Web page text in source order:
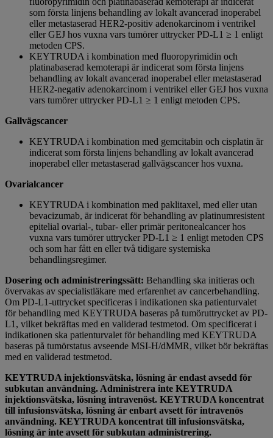
som första linjens behandling av lokalt avancerad inoperabel
eller metastaserad HER2-positiv adenokarcinom i ventrikel
eller GEJ hos vuxna vars tumörer uttrycker PD‑L1 ≥ 1 enligt
metoden CPS.
KEYTRUDA i kombination med fluoropyrimidin och
platinabaserad kemoterapi är indicerat som första linjens
behandling av lokalt avancerad inoperabel eller metastaserad
HER2-negativ adenokarcinom i ventrikel eller GEJ hos vuxna
vars tumörer uttrycker PD-L1 ≥ 1 enligt metoden CPS.
Gallvägscancer
KEYTRUDA i kombination med gemcitabin och cisplatin är
indicerat som första linjens behandling av lokalt avancerad
inoperabel eller metastaserad gallvägscancer hos vuxna.
Ovarialcancer
KEYTRUDA i kombination med paklitaxel, med eller utan
bevacizumab, är indicerat för behandling av platinumresistent
epitelial ovarial-, tubar- eller primär peritonealcancer hos
vuxna vars tumörer uttrycker PD-L1 ≥ 1 enligt metoden CPS
och som har fått en eller två tidigare systemiska
behandlingsregimer.
Dosering och administreringssätt: Behandling ska initieras och
övervakas av specialistläkare med erfarenhet av cancerbehandling.
Om PD-L1-uttrycket specificeras i indikationen ska patienturvalet
för behandling med KEYTRUDA baseras på tumöruttrycket av PD-
L1, vilket bekräftas med en validerad testmetod. Om specificerat i
indikationen ska patienturvalet för behandling med KEYTRUDA
baseras på tumörstatus avseende MSI-H/dMMR, vilket bör bekräftas
med en validerad testmetod.
KEYTRUDA injektionsvätska, lösning är endast avsedd för
subkutan användning. Administrera inte KEYTRUDA
injektionsvätska, lösning intravenöst. KEYTRUDA koncentrat
till infusionsvätska, lösning är enbart avsett för intravenös
användning. KEYTRUDA koncentrat till infusionsvätska,
lösning är inte avsett för subkutan administrering.